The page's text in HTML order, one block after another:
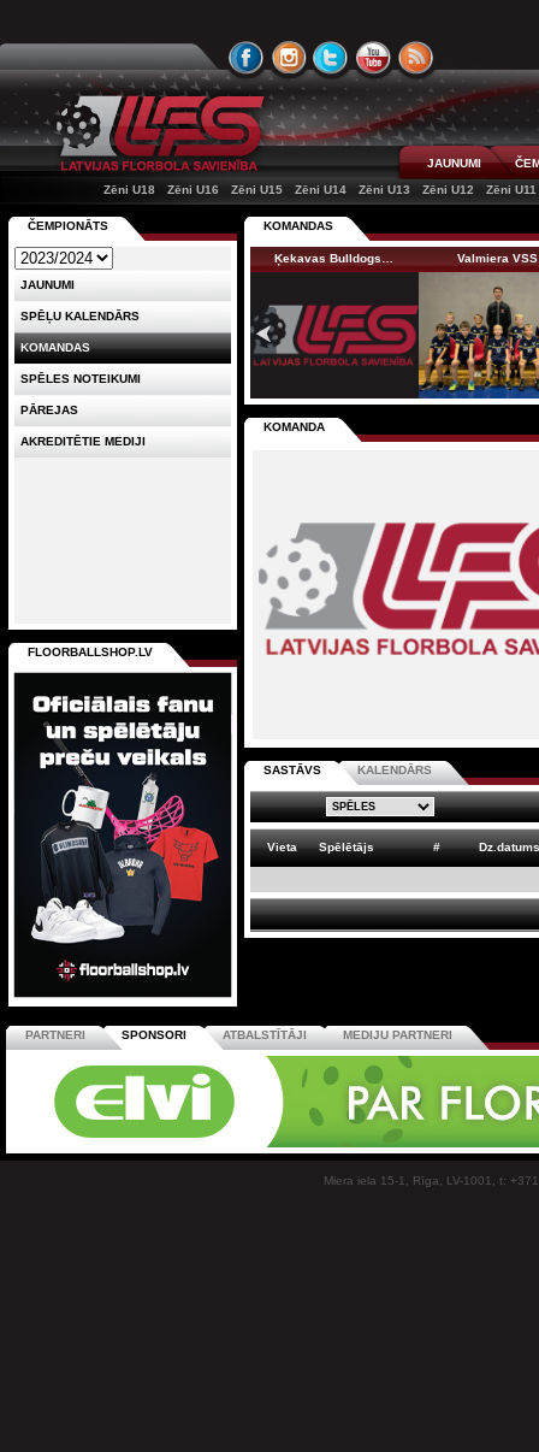
JAUNUMI
Zēni U18
Zēni U16 Zēni U15 Zēni U14 Zēni U13 Zēni U12 Zēni U11
KOMANDAS
Ķekavas Bulldogs… Valmiera
KOMANDA
SASTĀVS KALENDĀRS
Vieta Spēlētājs # Dz.datums
ČEMPIONĀTS
JAUNUMI
SPĒĻU KALENDĀRS
KOMANDAS
SPĒLES NOTEIKUMI
PĀREJAS
AKREDITĒTIE MEDIJI
FLOORBALLSHOP.LV
PARTNERI SPONSORI ATBALSTĪTĀJI MEDIJU PARTNERI
Miera iela 15-1, Rīga, LV-1001, t: